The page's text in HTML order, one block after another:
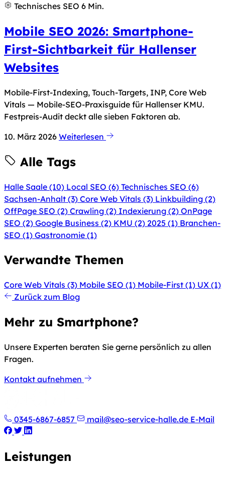
Technisches SEO 6 Min.
Mobile SEO 2026: Smartphone-
First-Sichtbarkeit für Hallenser
Websites
Mobile-First-Indexing, Touch-Targets, INP, Core Web
Vitals — Mobile-SEO-Praxisguide für Hallenser KMU.
Festpreis-Audit deckt alle sieben Faktoren ab.
10. März 2026 Weiterlesen
Alle Tags
Halle Saale (10) Local SEO (6) Technisches SEO (6)
Sachsen-Anhalt (3) Core Web Vitals (3) Linkbuilding (2)
OffPage SEO (2) Crawling (2) Indexierung (2) OnPage
SEO (2) Google Business (2) KMU (2) 2025 (1) Branchen-
SEO (1) Gastronomie (1)
Verwandte Themen
Core Web Vitals (3) Mobile SEO (1) Mobile-First (1) UX (1)
Zurück zum Blog
Mehr zu Smartphone?
Unsere Experten beraten Sie gerne persönlich zu allen
Fragen.
Kontakt aufnehmen
0345-6867-6857 mail@seo-service-halle.de E-Mail
Leistungen